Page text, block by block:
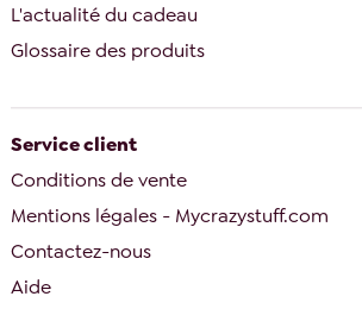
L'actualité du cadeau
Glossaire des produits
Service client
Conditions de vente
Mentions légales - Mycrazystuff.com
Contactez-nous
Aide